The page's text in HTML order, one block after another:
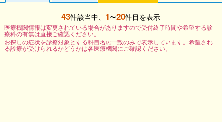
43件該当中、 1〜20件目を表示
医療機関情報は変更されている場合がありますので受付終了時間や希望する診
療科の有無は直接ご確認ください。
お探しの症状を診療対象とする科目名の一致のみで表示しています。希望され
る診療が受けられるかどうかは各医療機関にご確認ください。